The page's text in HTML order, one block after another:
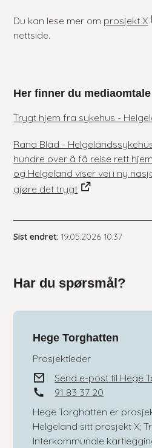
Du kan lese mer om prosjekt X
nettside.
Her finner du
Trygt hjem fra sykehus -
Rana Blad -
hundre over å få reise rett
og Helgeland viser vei i ny
gjøre det trygt
Sist endret 19.05.2026 10.37
Har du spørsmål?
Hege Torghatten
Prosjektleder
E-postSend e-post til Hege
Mobil91 83 37 20
Hege Torghatten er
Helgeland sitt prosjekt X;
Interkommunale